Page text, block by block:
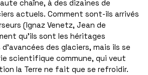
chaîne, à des dizaines de
actuels. Comment sont-ils arrivés
(Ignaz Venetz, Jean de
qu’ils sont les héritages
des glaciers, mais ils se
scientifique commune, qui veut
la Terre ne fait que se refroidir.